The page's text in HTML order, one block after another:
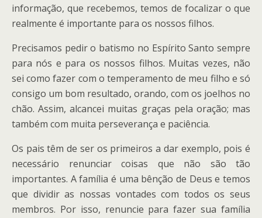
informação, que recebemos, temos de focalizar o que
realmente é importante para os nossos filhos.
Precisamos pedir o batismo no Espírito Santo sempre
para nós e para os nossos filhos. Muitas vezes, não
sei como fazer com o temperamento de meu filho e só
consigo um bom resultado, orando, com os joelhos no
chão. Assim, alcancei muitas graças pela oração; mas
também com muita perseverança e paciência.
Os pais têm de ser os primeiros a dar exemplo, pois é
necessário renunciar coisas que não são tão
importantes. A família é uma bênção de Deus e temos
que dividir as nossas vontades com todos os seus
membros. Por isso, renuncie para fazer sua família